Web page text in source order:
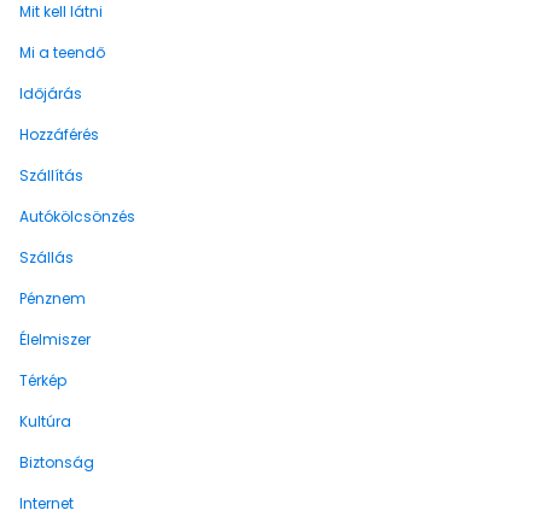
Mit kell látni
Mi a teendő
Időjárás
Hozzáférés
Szállítás
Autókölcsönzés
Szállás
Pénznem
Élelmiszer
Térkép
Kultúra
Biztonság
Internet